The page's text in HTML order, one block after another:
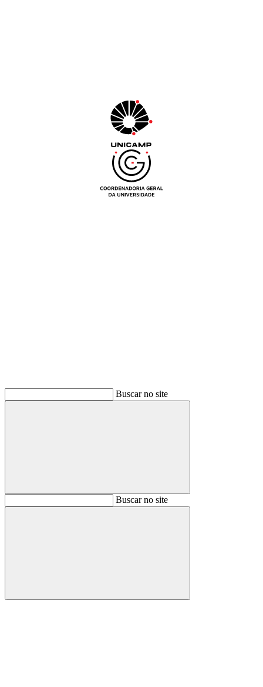
Buscar no site
BuscarBuscar no site
Buscar